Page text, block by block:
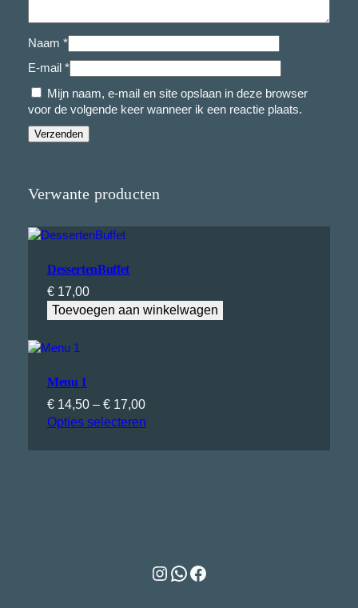
Naam *
E-mail *
Mijn naam, e-mail en site opslaan in deze browser
voor de volgende keer wanneer ik een reactie plaats.
Verwante producten
DessertenBuffet
€17,00
Toevoegen aan winkelwagen
Menu 1
€14,50 – €17,00Prijsklasse:
€ 14,50
Opties selecteren
Instagram
WhatsApp
Facebook